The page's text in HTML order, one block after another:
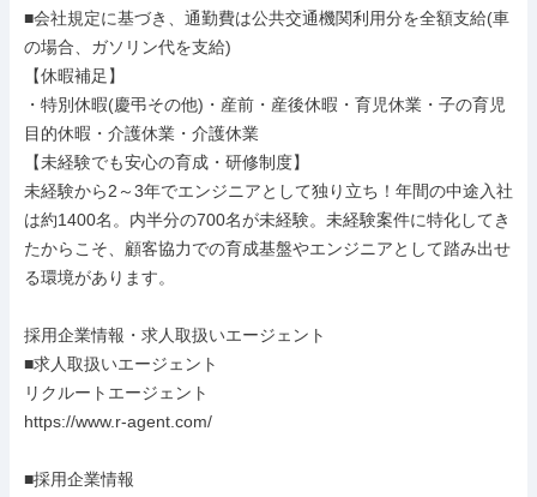
■会社規定に基づき、通勤費は公共交通機関利用分を全額支給(車
の場合、ガソリン代を支給)
【休暇補足】
・特別休暇(慶弔その他)・産前・産後休暇・育児休業・子の育児
目的休暇・介護休業・介護休業
【未経験でも安心の育成・研修制度】
未経験から2～3年でエンジニアとして独り立ち！年間の中途入社
は約1400名。内半分の700名が未経験。未経験案件に特化してき
たからこそ、顧客協力での育成基盤やエンジニアとして踏み出せ
る環境があります。
採用企業情報・求人取扱いエージェント
■求人取扱いエージェント
リクルートエージェント
https://www.r-agent.com/
■採用企業情報